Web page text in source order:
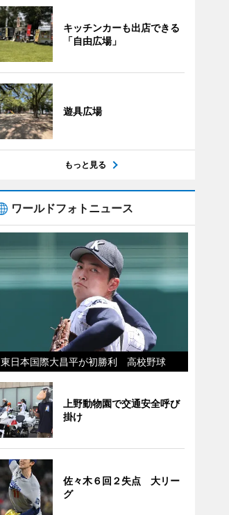
キッチンカーも出店できる
「自由広場」
遊具広場
もっと見る
ワールドフォトニュース
東日本国際大昌平が初勝利 高校野球
上野動物園で交通安全呼び
掛け
佐々木６回２失点 大リー
グ